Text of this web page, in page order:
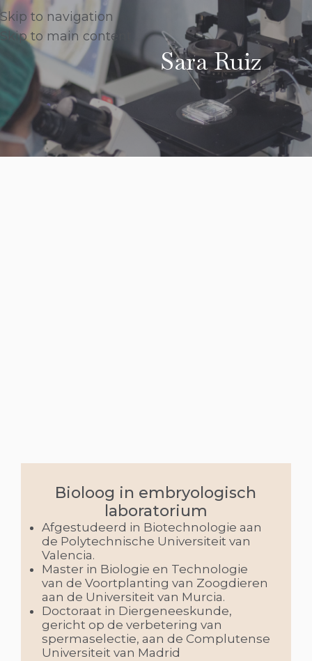
Skip to navigation
Skip to main content
Sara Ruiz
Bioloog in embryologisch
laboratorium
Afgestudeerd in Biotechnologie aan
de Polytechnische Universiteit van
Valencia.
Master in Biologie en Technologie
van de Voortplanting van Zoogdieren
aan de Universiteit van Murcia.
Doctoraat in Diergeneeskunde,
gericht op de verbetering van
spermaselectie, aan de Complutense
Universiteit van Madrid